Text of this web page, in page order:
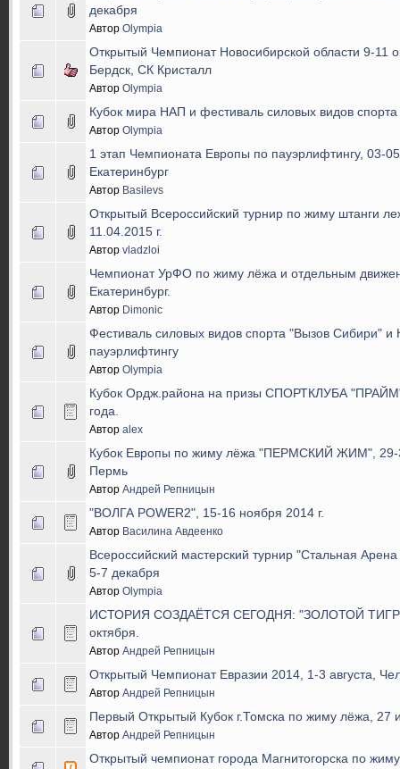
декабря
Автор Olympia
Открытый Чемпионат Новосибирской области 9-11
Бердск, СК Кристалл
Автор Olympia
Кубок мира НАП и фестиваль силовых видов
Автор Olympia
1 этап Чемпионата Европы по пауэрлифтингу, 03-
Екатеринбург
Автор Basilevs
Открытый Всероссийский турнир по жиму штанги
11.04.2015 г.
Автор vladzloi
Чемпионат УрФО по жиму лёжа и отдельным
Екатеринбург.
Автор Dimonic
Фестиваль силовых видов спорта "Вызов Сибири"
пауэрлифтингу
Автор Olympia
Кубок Ордж.района на призы СПОРТКЛУБА
года.
Автор alex
Кубок Европы по жиму лёжа "ПЕРМСКИЙ ЖИМ", 29-
Пермь
Автор Андрей Репницын
"ВОЛГА POWER2", 15-16 ноября 2014 г.
Автор Василина Авдеенко
Всероссийский мастерский турнир "Стальная
5-7 декабря
Автор Olympia
ИСТОРИЯ СОЗДАЁТСЯ СЕГОДНЯ: "ЗОЛОТОЙ ТИГР
октября.
Автор Андрей Репницын
Открытый Чемпионат Евразии 2014, 1-3 августа,
Автор Андрей Репницын
Первый Открытый Кубок г.Томска по жиму лёжа, 27
Автор Андрей Репницын
Открытый чемпионат города Магнитогорска по